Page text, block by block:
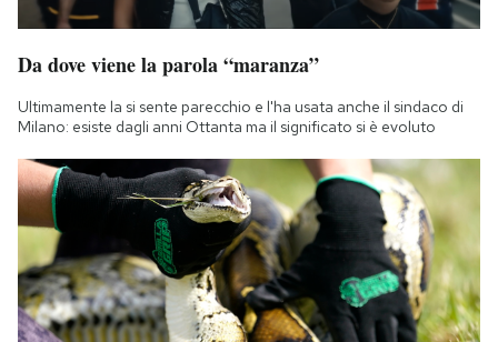
Da dove viene la parola “maranza”
Ultimamente la si sente parecchio e l'ha usata anche il sindaco di
Milano: esiste dagli anni Ottanta ma il significato si è evoluto